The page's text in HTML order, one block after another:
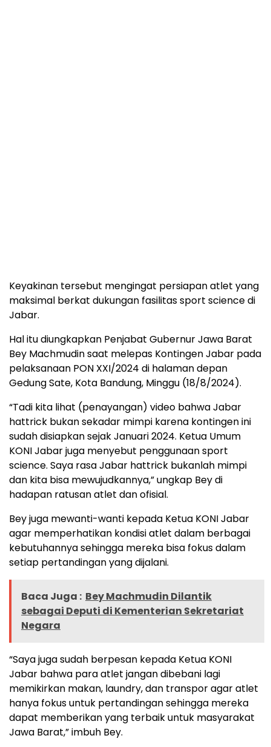
Keyakinan tersebut mengingat persiapan atlet yang
maksimal berkat dukungan fasilitas sport science di
Jabar.
Hal itu diungkapkan Penjabat Gubernur Jawa Barat
Bey Machmudin saat melepas Kontingen Jabar pada
pelaksanaan PON XXI/2024 di halaman depan
Gedung Sate, Kota Bandung, Minggu (18/8/2024).
“Tadi kita lihat (penayangan) video bahwa Jabar
hattrick bukan sekadar mimpi karena kontingen ini
sudah disiapkan sejak Januari 2024. Ketua Umum
KONI Jabar juga menyebut penggunaan sport
science. Saya rasa Jabar hattrick bukanlah mimpi
dan kita bisa mewujudkannya,” ungkap Bey di
hadapan ratusan atlet dan ofisial.
Bey juga mewanti-wanti kepada Ketua KONI Jabar
agar memperhatikan kondisi atlet dalam berbagai
kebutuhannya sehingga mereka bisa fokus dalam
setiap pertandingan yang dijalani.
Baca Juga : Bey Machmudin Dilantik
sebagai Deputi di Kementerian Sekretariat
Negara
“Saya juga sudah berpesan kepada Ketua KONI
Jabar bahwa para atlet jangan dibebani lagi
memikirkan makan, laundry, dan transpor agar atlet
hanya fokus untuk pertandingan sehingga mereka
dapat memberikan yang terbaik untuk masyarakat
Jawa Barat,” imbuh Bey.